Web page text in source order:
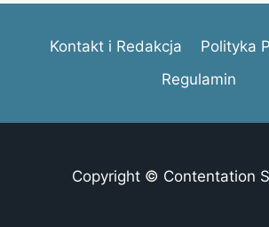
Kontakt i Redakcja
Polityka
Regulamin
Copyright © Contentation